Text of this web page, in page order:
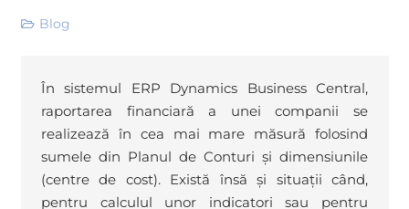
Blog
În sistemul ERP Dynamics Business Central,
raportarea financiară a unei companii se
realizează în cea mai mare măsură folosind
sumele din Planul de Conturi și dimensiunile
(centre de cost). Există însă și situații când,
pentru calculul unor indicatori sau pentru